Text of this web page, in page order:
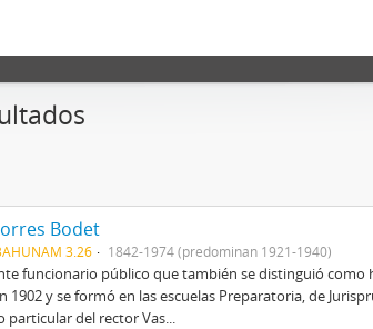
Bodet
3.26 1842-1974 (predominan 1921-1940)
funcionario público que también se distinguió como
1902 y se formó en las escuelas Preparatoria, de
particular del rector Vas...